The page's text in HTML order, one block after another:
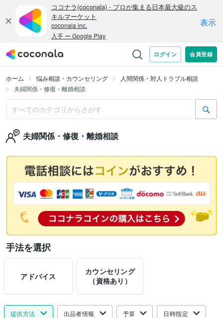
ホーム 悩み相談・カウンセリング
人間関係・対人トラブル相談
夫婦関係・修復・離婚相談
夫婦関係・修復・離婚相談
手法を選択
アドバイス
カウンセリング
（資格あり）
提供方法 出品者情報 予算 日時指定